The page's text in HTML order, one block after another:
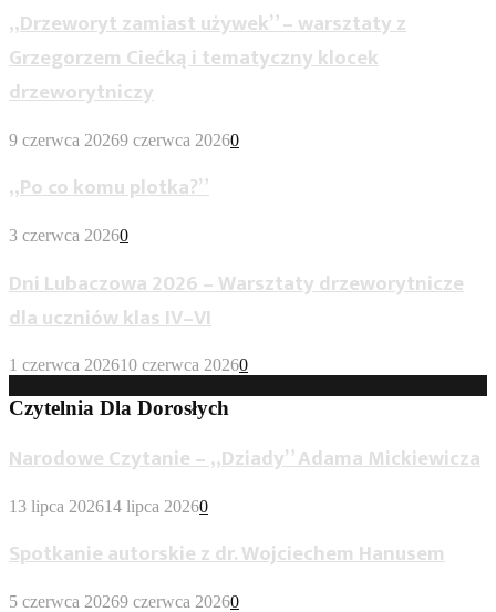
„Drzeworyt zamiast używek” – warsztaty z
Grzegorzem Ciećką i tematyczny klocek
drzeworytniczy
9 czerwca 20269 czerwca 20260
„Po co komu plotka?”
3 czerwca 20260
Dni Lubaczowa 2026 – Warsztaty drzeworytnicze
dla uczniów klas IV–VI
1 czerwca 202610 czerwca 20260
Czytelnia Dla Dorosłych
Narodowe Czytanie – „Dziady” Adama Mickiewicza
13 lipca 202614 lipca 20260
Spotkanie autorskie z dr. Wojciechem Hanusem
5 czerwca 20269 czerwca 20260